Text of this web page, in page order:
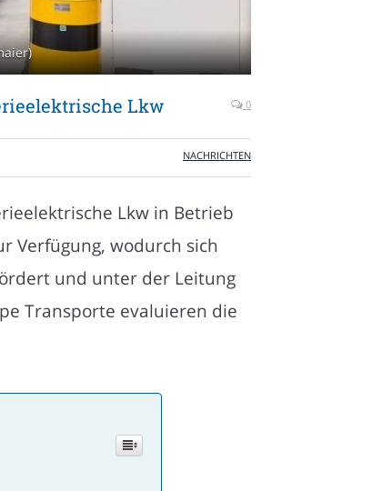
Lkw 0
NACHRICHTEN
Lkw in Betrieb
Verfügung, wodurch sich
und unter der Leitung
Transporte evaluieren die